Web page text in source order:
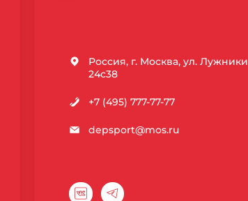
Россия, г. Москва, ул. Лужники
24с38
+7 (495) 777-77-77
depsport@mos.ru